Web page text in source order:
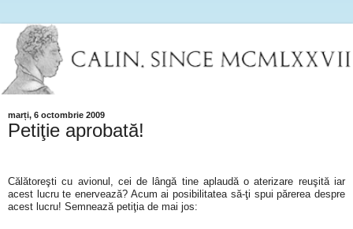
marți, 6 octombrie 2009
Petiţie aprobată!
Călătoreşti cu avionul, cei de lângă tine aplaudă o aterizare reuşită iar
acest lucru te enervează? Acum ai posibilitatea să-ţi spui părerea despre
acest lucru! Semnează petiţia de mai jos: